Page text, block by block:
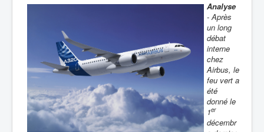
Analyse
- Après
un long
débat
interne
chez
Airbus, le
feu vert a
été
donné le
1er
décembr